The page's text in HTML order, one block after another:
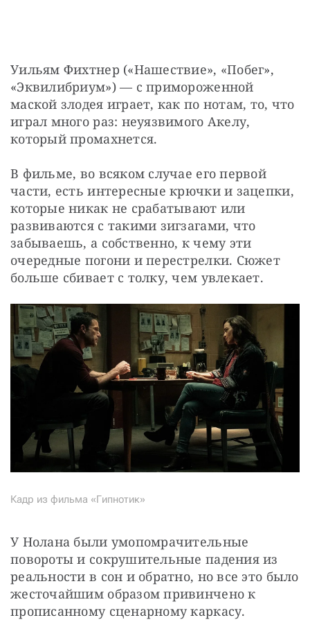
Уильям Фихтнер («Нашествие», «Побег»,
«Эквилибриум») — с примороженной
маской злодея играет, как по нотам, то, что
играл много раз: неуязвимого Акелу,
который промахнется.
В фильме, во всяком случае его первой
части, есть интересные крючки и зацепки,
которые никак не срабатывают или
развиваются с такими зигзагами, что
забываешь, а собственно, к чему эти
очередные погони и перестрелки. Сюжет
больше сбивает с толку, чем увлекает.
Кадр из фильма «Гипнотик»
У Нолана были умопомрачительные
повороты и сокрушительные падения из
реальности в сон и обратно, но все это было
жесточайшим образом привинчено к
прописанному сценарному каркасу.